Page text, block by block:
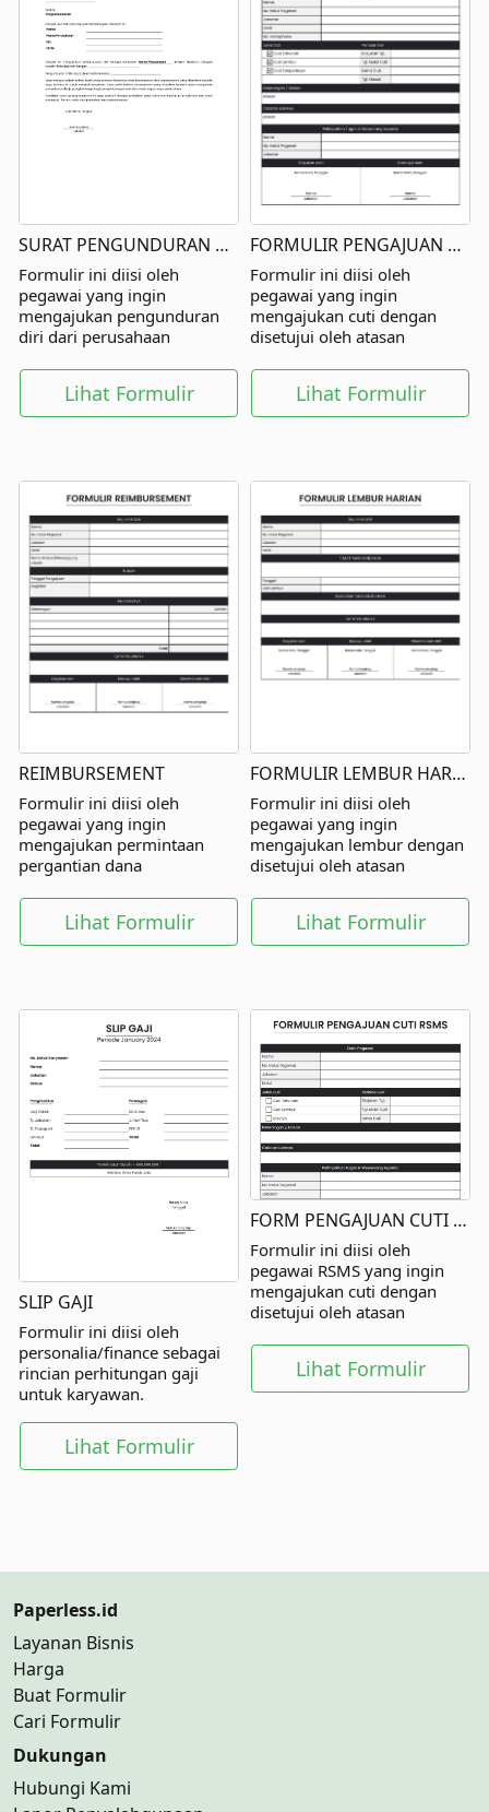
SURAT PENGUNDURAN DIRI
Formulir ini diisi oleh
pegawai yang ingin
mengajukan pengunduran
diri dari perusahaan
Lihat Formulir
FORMULIR PENGAJUAN CUTI
Formulir ini diisi oleh
pegawai yang ingin
mengajukan cuti dengan
disetujui oleh atasan
Lihat Formulir
REIMBURSEMENT
Formulir ini diisi oleh
pegawai yang ingin
mengajukan permintaan
pergantian dana
disetujui oleh atasan
langsung dan pihak lainnya.
Lihat Formulir
FORMULIR LEMBUR HARIAN
Formulir ini diisi oleh
pegawai yang ingin
mengajukan lembur dengan
disetujui oleh atasan
Lihat Formulir
SLIP GAJI
Formulir ini diisi oleh
personalia/finance sebagai
rincian perhitungan gaji
untuk karyawan.
Lihat Formulir
FORM PENGAJUAN CUTI RSMS
Formulir ini diisi oleh
pegawai RSMS yang ingin
mengajukan cuti dengan
disetujui oleh atasan
Lihat Formulir
Paperless.id
Layanan Bisnis
Harga
Buat Formulir
Cari Formulir
Dukungan
Hubungi Kami